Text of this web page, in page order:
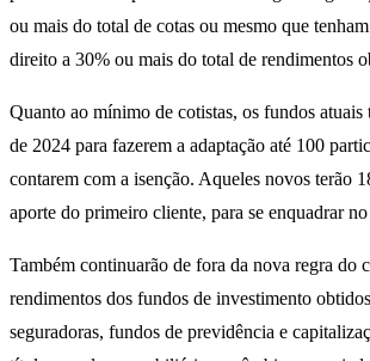
ou mais do total de cotas ou mesmo que
direito a 30% ou mais do total de rendimentos
Quanto ao mínimo de cotistas, os fundos atuais
de 2024 para fazerem a adaptação até 100
contarem com a isenção. Aqueles novos terão
aporte do primeiro cliente, para se enquadrar
Também continuarão de fora da nova regra do
rendimentos dos fundos de investimento
seguradoras, fundos de previdência e